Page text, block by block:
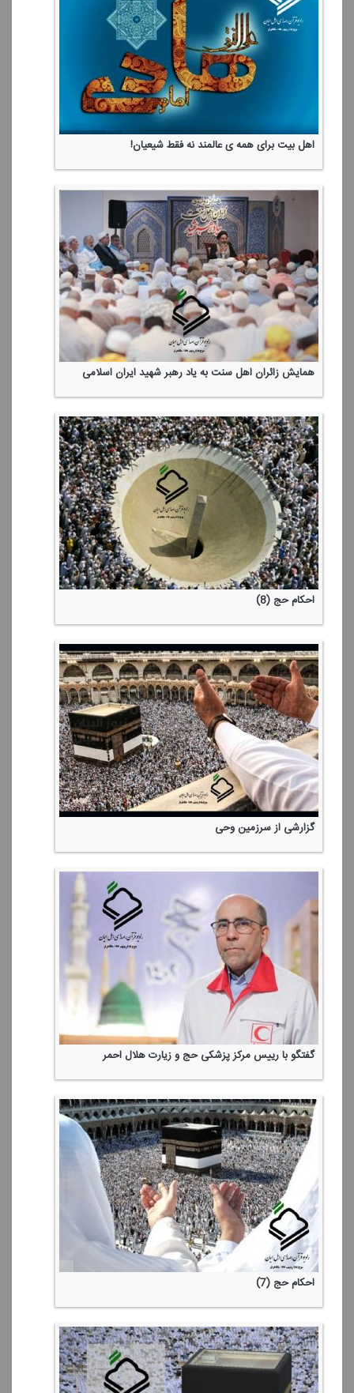
اهل بیت برای همه ی عالمند نه فقط شیعیان!
همایش زائران اهل سنت به یاد رهبر شهید ایران اسلامی
احكام حج (8)
گزارشی از سرزمین وحی
گفتگو با رییس مركز پزشكی حج و زیارت هلال احمر
احكام حج (7)